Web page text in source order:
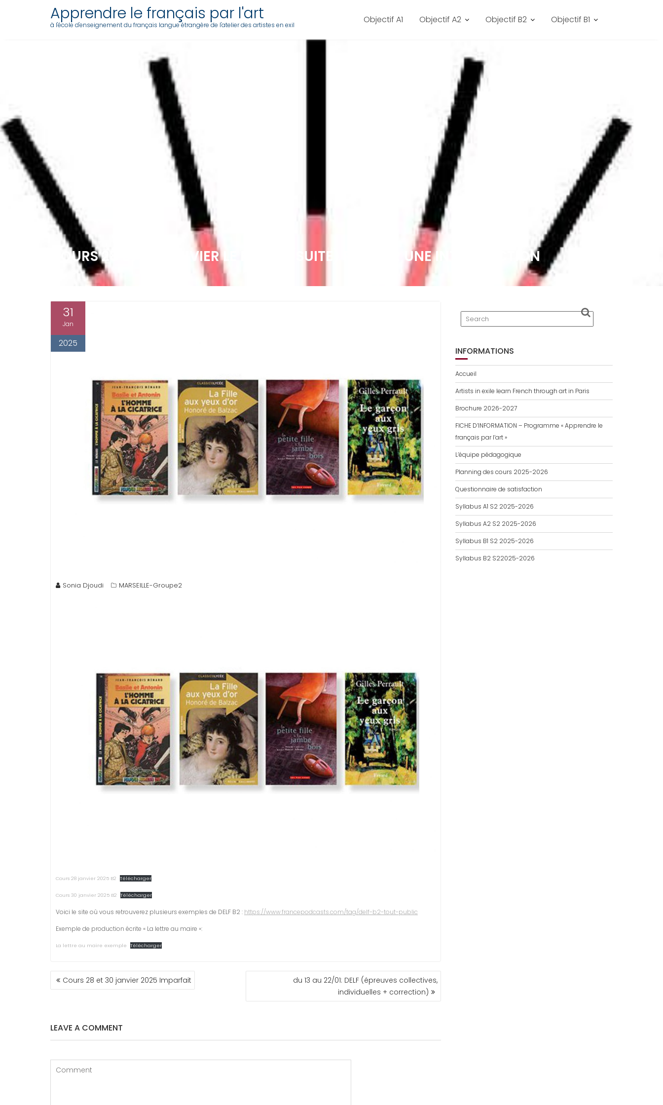
Apprendre le français par l'art
à l'école d'enseignement du français langue étrangère de l'atelier des artistes en exil Objectif A1 Objectif A2 Objectif B2 Objectif B1
COURS 28 ET 30 JANVIER LE PASSIF (SUITE) RÉDIGER UNE INTRODUCTION
31
Jan
2025
Sonia Djoudi MARSEILLE-Groupe2
Cours 28 janvier 2025 B2 Télécharger
Cours 30 janvier 2025 B2 Télécharger
Voici le site où vous retrouverez plusieurs exemples de DELF B2 : https://www.francepodcasts.com/tag/delf-b2-tout-public
Exemple de production écrite « La lettre au maire »:
La lettre au maire exemple Télécharger
NAVIGATION
DECours 28 et 30 janvier 2025 Imparfait
du 13 au 22/01: DELF (épreuves collectives,
individuelles + correction)
LEAVE A COMMENT
INFORMATIONS
Accueil
Artists in exile learn French through art in Paris
Brochure 2026-2027
FICHE D’INFORMATION – Programme « Apprendre le
français par l’art »
L’équipe pédagogique
Planning des cours 2025-2026
Questionnaire de satisfaction
Syllabus A1 S2 2025-2026
Syllabus A2 S2 2025-2026
Syllabus B1 S2 2025-2026
Syllabus B2 S22025-2026